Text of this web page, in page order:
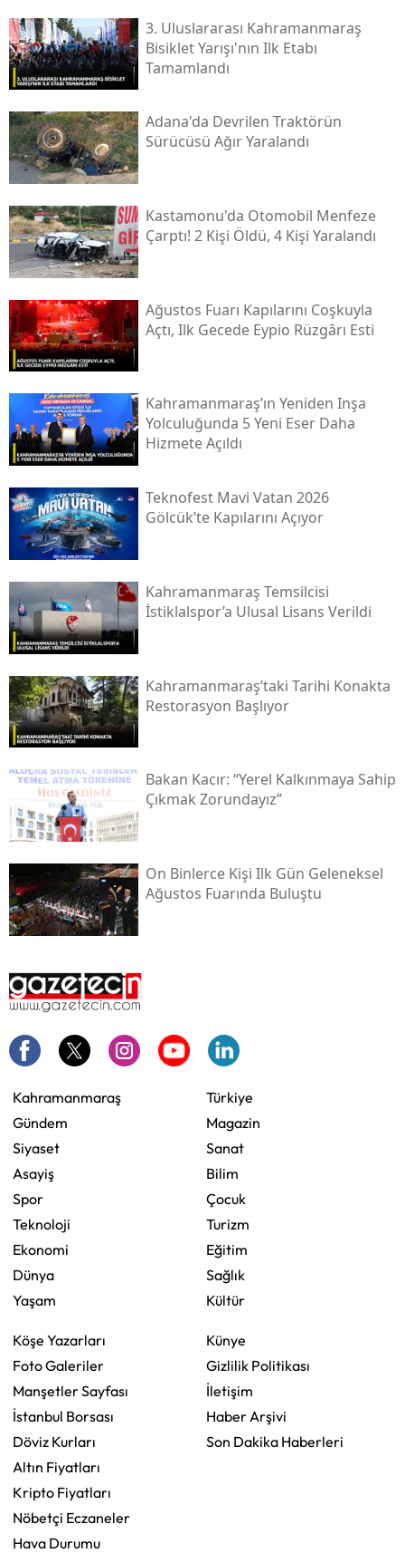
3. Uluslararası Kahramanmaraş
Bisiklet Yarışı'nın Ilk Etabı
Tamamlandı
Adana'da Devrilen Traktörün
Sürücüsü Ağır Yaralandı
Kastamonu'da Otomobil Menfeze
Çarptı! 2 Kişi Öldü, 4 Kişi Yaralandı
Ağustos Fuarı Kapılarını Coşkuyla
Açtı, Ilk Gecede Eypio Rüzgârı Esti
Kahramanmaraş’ın Yeniden Inşa
Yolculuğunda 5 Yeni Eser Daha
Hizmete Açıldı
Teknofest Mavi Vatan 2026
Gölcük’te Kapılarını Açıyor
Kahramanmaraş Temsilcisi
İstiklalspor’a Ulusal Lisans Verildi
Kahramanmaraş’taki Tarihi Konakta
Restorasyon Başlıyor
Bakan Kacır: “yerel Kalkınmaya Sahip
Çıkmak Zorundayız”
On Binlerce Kişi Ilk Gün Geleneksel
Ağustos Fuarında Buluştu
Kahramanmaraş
Gündem
Siyaset
Asayiş
Spor
Teknoloji
Ekonomi
Dünya
Yaşam
Türkiye
Magazin
Sanat
Bilim
Çocuk
Turizm
Eğitim
Sağlık
Kültür
Köşe Yazarları
Foto Galeriler
Manşetler Sayfası
İstanbul Borsası
Döviz Kurları
Altın Fiyatları
Kripto Fiyatları
Nöbetçi Eczaneler
Hava Durumu
Künye
Gizlilik Politikası
İletişim
Haber Arşivi
Son Dakika Haberleri